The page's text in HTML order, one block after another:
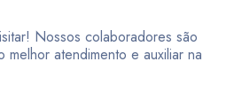
Nossos colaboradores são
atendimento e auxiliar na